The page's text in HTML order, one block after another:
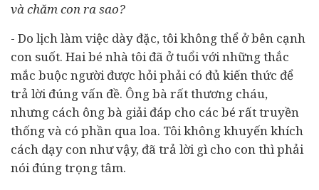
và chăm con ra sao?
- Do lịch làm việc dày đặc, tôi không thể ở bên cạnh
con suốt. Hai bé nhà tôi đã ở tuổi với những thắc
mắc buộc người được hỏi phải có đủ kiến thức để
trả lời đúng vấn đề. Ông bà rất thương cháu,
nhưng cách ông bà giải đáp cho các bé rất truyền
thống và có phần qua loa. Tôi không khuyến khích
cách dạy con như vậy, đã trả lời gì cho con thì phải
nói đúng trọng tâm.